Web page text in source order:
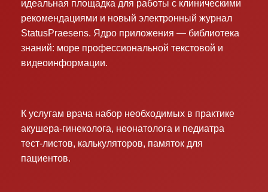
идеальная площадка для работы с клиническими
рекомендациями и новый электронный журнал
StatusPraesens. Ядро приложения — библиотека
знаний: море профессиональной текстовой и
видеоинформации.
К услугам врача набор необходимых в практике
акушера-гинеколога, неонатолога и педиатра
тест-листов, калькуляторов, памяток для
пациентов.